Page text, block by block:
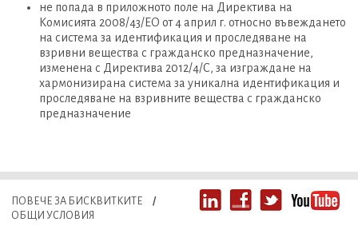
не попада в приложното поле на Директива на
Комисията 2008/43/ЕО от 4 април г. относно въвеждането
на система за идентификация и проследяване на
взривни вещества с гражданско предназначение,
изменена с Директива 2012/4/С, за изграждане на
хармонизирана система за уникална идентификация и
проследяване на взривните вещества с гражданско
предназначение
ПОВЕЧЕ ЗА БИСКВИТКИТЕ
/
ОБЩИ УСЛОВИЯ